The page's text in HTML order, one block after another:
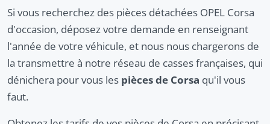
Si vous recherchez des pièces détachées OPEL Corsa
d'occasion, déposez votre demande en renseignant
l'année de votre véhicule, et nous nous chargerons de
la transmettre à notre réseau de casses françaises, qui
dénichera pour vous les pièces de Corsa qu'il vous
faut.